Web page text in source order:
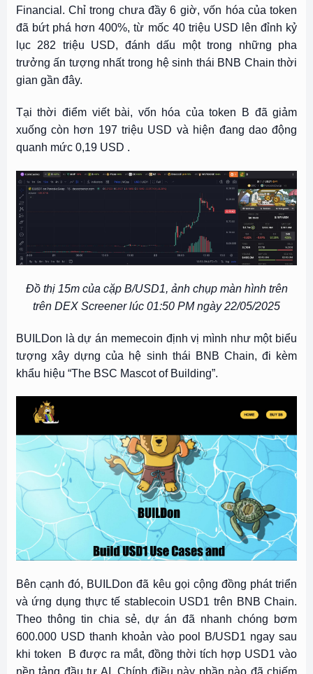
Financial. Chỉ trong chưa đầy 6 giờ, vốn hóa của token
đã bứt phá hơn 400%, từ mốc 40 triệu USD lên đỉnh kỷ
lục 282 triệu USD, đánh dấu một trong những pha
trưởng ấn tượng nhất trong hệ sinh thái BNB Chain thời
gian gần đây.
Tại thời điểm viết bài, vốn hóa của token B đã giảm
xuống còn hơn 197 triệu USD và hiện đang dao động
quanh mức 0,19 USD .
Đồ thị 15m của cặp B/USD1, ảnh chụp màn hình trên
trên DEX Screener lúc 01:50 PM ngày 22/05/2025
BUILDon là dự án memecoin định vị mình như một biểu
tượng xây dựng của hệ sinh thái BNB Chain, đi kèm
khẩu hiệu “The BSC Mascot of Building”.
Bên cạnh đó, BUILDon đã kêu gọi cộng đồng phát triển
và ứng dụng thực tế stablecoin USD1 trên BNB Chain.
Theo thông tin chia sẻ, dự án đã nhanh chóng bơm
600.000 USD thanh khoản vào pool B/USD1 ngay sau
khi token B được ra mắt, đồng thời tích hợp USD1 vào
nền tảng đầu tư AI. Chính điều này phần nào đã chiếm